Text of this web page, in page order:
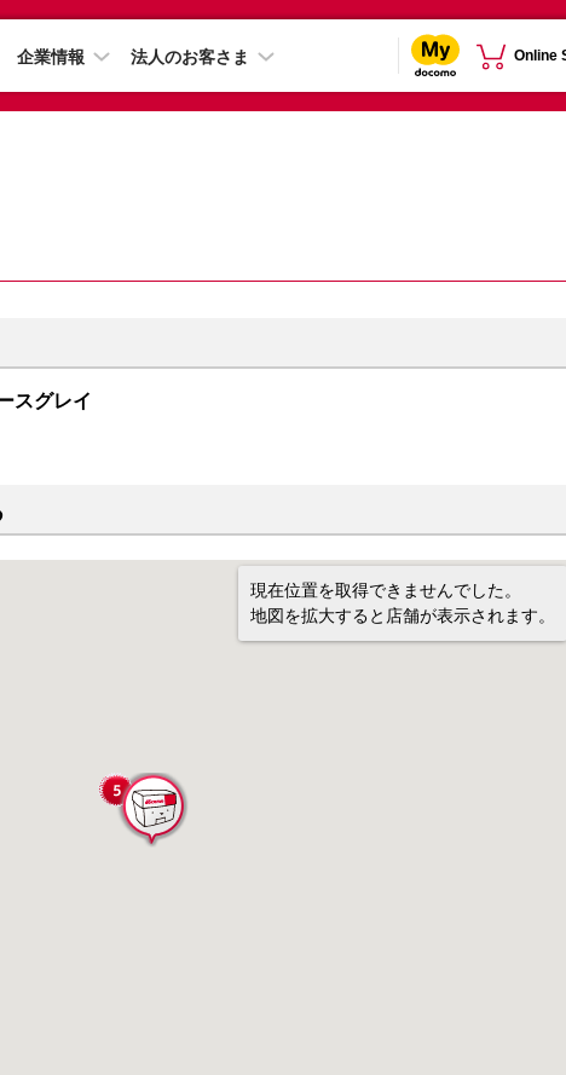
企業情報 法人のお客さま Online
スグレイ
現在位置を取得できませんでした。
地図を拡大すると店舗が表示されます。